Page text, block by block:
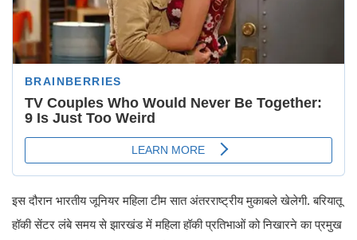
इस दौरान भारतीय जूनियर महिला टीम सात अंतरराष्ट्रीय मुकाबले खेलेगी. बरियातू
हॉकी सेंटर लंबे समय से झारखंड में महिला हॉकी प्रतिभाओं को निखारने का प्रमुख